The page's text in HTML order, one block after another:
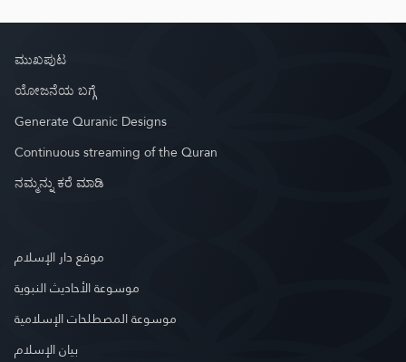
ಮುಖಪುಟ
ಯೋಜನೆಯ ಬಗ್ಗೆ
Generate Quranic Designs
Continuous streaming of the Quran
ನಮ್ಮನ್ನು ಕರೆ ಮಾಡಿ
موقع دار الإسلام
موسوعة الأحاديث النبوية
موسوعة المصطلحات الإسلامية
بيان الإسلام